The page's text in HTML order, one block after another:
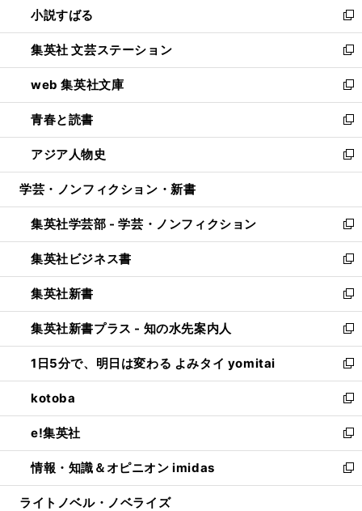
く
で
開
く
い
ウ
ィ
ン
ド
ウ
で
開
く
小説すばる
新
し
い
ウ
ィ
ン
ド
ウ
で
開
集英社 文芸ステーション
新
し
い
ウ
ィ
ン
ド
ウ
開
く
web 集英社文庫
新
し
い
ウ
ィ
ン
ウ
で
開
く
青春と読書
新
し
い
ウ
ン
ド
ウ
で
開
く
アジア人物史
新
し
ウ
ィ
ン
ド
ウ
で
開
く
学芸・ノンフィクション・新書
集英社学芸部 - 学芸・ノンフィクション
新
し
い
ウ
ィ
ン
ド
ウ
で
開
く
集英社ビジネス書
新
し
い
ウ
ィ
ン
ド
ウ
で
開
く
集英社新書
新
し
い
ウ
ィ
ン
ド
ウ
で
開
く
集英社新書プラス - 知の水先案内人
新
し
い
ウ
ィ
ン
ド
ウ
で
開
1日5分で、明日は変わる よみタイ yomitai
新
し
い
ウ
ィ
ン
ド
ウ
kotoba
新
し
い
ウ
ィ
ン
e!集英社
新
し
い
ウ
情報・知識＆オピニオン imidas
新
し
ライトノベル・ノベライズ